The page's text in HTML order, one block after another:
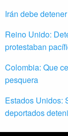
Irán debe
Reino Unido:
protestaban
Colombia: Que
pesquera
Estados Unidos:
deportados